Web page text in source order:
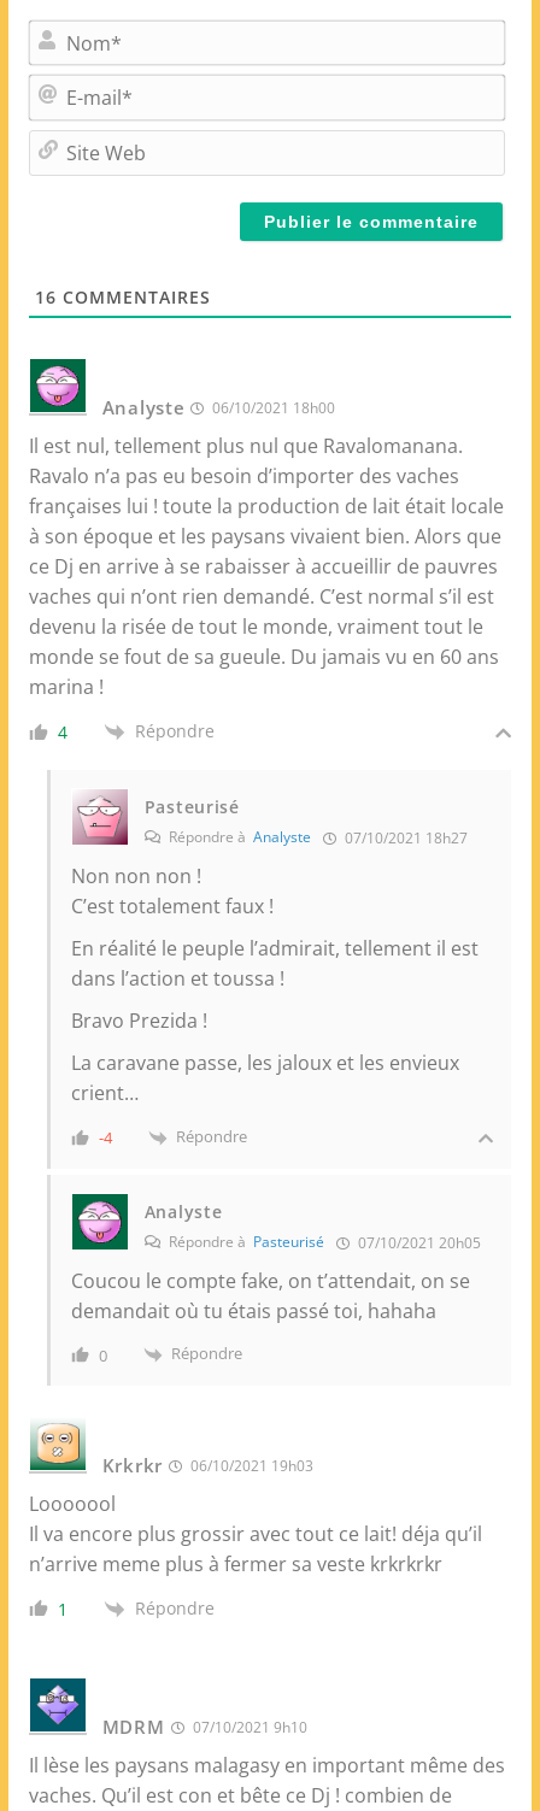
N
o
m
*-
m
i
16 COMMENTAIRES
Analyste 06/10/2021 18h00
Il est nul, tellement plus nul que Ravalomanana.
Ravalo n’a pas eu besoin d’importer des vaches
françaises lui ! toute la production de lait était locale
à son époque et les paysans vivaient bien. Alors que
ce Dj en arrive à se rabaisser à accueillir de pauvres
vaches qui n’ont rien demandé. C’est normal s’il est
devenu la risée de tout le monde, vraiment tout le
monde se fout de sa gueule. Du jamais vu en 60 ans
marina !
4 Répondre
Pasteurisé
Répondre à Analyste 07/10/2021 18h27
Non non non !
C’est totalement faux !
En réalité le peuple l’admirait, tellement il est
dans l’action et toussa !
Bravo Prezida !
La caravane passe, les jaloux et les envieux
crient…
-4 Répondre
Analyste
Répondre à Pasteurisé 07/10/2021 20h05
Coucou le compte fake, on t’attendait, on se
demandait où tu étais passé toi, hahaha
0 Répondre
Krkrkr 06/10/2021 19h03
Looooool
Il va encore plus grossir avec tout ce lait! déja qu’il
n’arrive meme plus à fermer sa veste krkrkrkr
1 Répondre
MDRM 07/10/2021 9h10
Il lèse les paysans malagasy en important même des
vaches. Qu’il est con et bête ce Dj ! combien de